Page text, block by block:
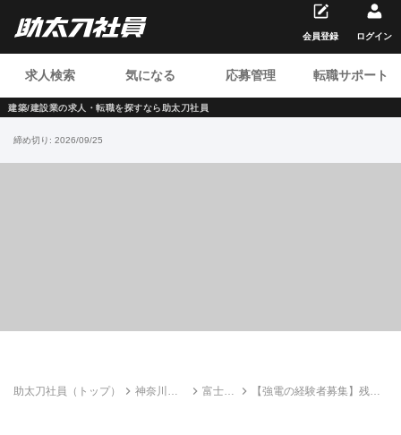
建築/建設業の求人・転職を探すなら助太刀社員
求人検索 気になる 応募管理 転職サポート
会員登録 ログイン
締め切り: 2026/09/25
助太刀社員（トップ）
神奈川の
富士電
【強電の経験者募集】残業